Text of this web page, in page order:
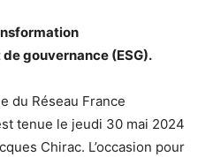
gouvernance (ESG).
du Réseau France
tenue le jeudi 30 mai 2024
Chirac. L’occasion pour